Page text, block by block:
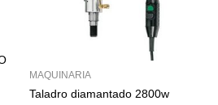
MAQUINARIA
Taladro diamantado 2800w